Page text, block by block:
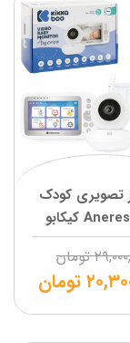
تصویری کودک
تومان
تومان